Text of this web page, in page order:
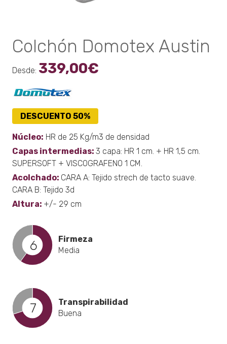
Colchón Domotex Austin
Desde: 339,00€
DESCUENTO 50%
Núcleo: HR de 25 Kg/m3 de densidad
Capas intermedias: 3 capa: HR 1 cm. + HR 1,5 cm.
SUPERSOFT + VISCOGRAFENO 1 CM.
Acolchado: CARA A: Tejido strech de tacto suave.
CARA B: Tejido 3d
Altura: +/- 29 cm
6
Firmeza
Media
7
Transpirabilidad
Buena